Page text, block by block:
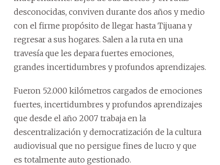
desconocidas, conviven durante dos años y medio
con el firme propósito de llegar hasta Tijuana y
regresar a sus hogares. Salen a la ruta en una
travesía que les depara fuertes emociones,
grandes incertidumbres y profundos aprendizajes.
Fueron 52.000 kilómetros cargados de emociones
fuertes, incertidumbres y profundos aprendizajes
que desde el año 2007 trabaja en la
descentralización y democratización de la cultura
audiovisual que no persigue fines de lucro y que
es totalmente auto gestionado.